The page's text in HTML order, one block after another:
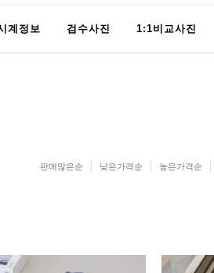
계정보 검수사진 1:1비교사진
판매많은순 낮은가격순 높은가격순